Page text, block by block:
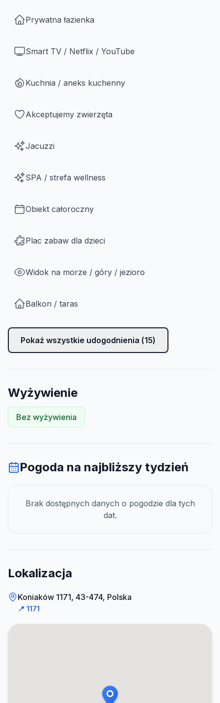
Prywatna łazienka
Smart TV / Netflix / YouTube
Kuchnia / aneks kuchenny
Akceptujemy zwierzęta
Jacuzzi
SPA / strefa wellness
Obiekt całoroczny
Plac zabaw dla dzieci
Widok na morze / góry / jezioro
Balkon / taras
Pokaż wszystkie udogodnienia (15)
Wyżywienie
Bez wyżywienia
Pogoda na najbliższy tydzień
Brak dostępnych danych o pogodzie dla tych
dat.
Lokalizacja
Koniaków 1171, 43-474, Polska
📍 1171